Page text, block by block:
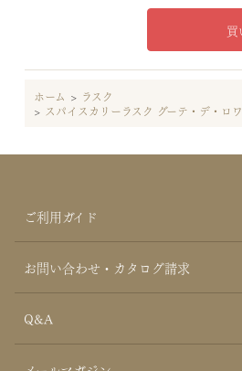
ホーム > ラスク
> スパイスカリーラスク グーテ・デ・ロ
ご利用ガイド
お問い合わせ・カタログ請求
Q&A